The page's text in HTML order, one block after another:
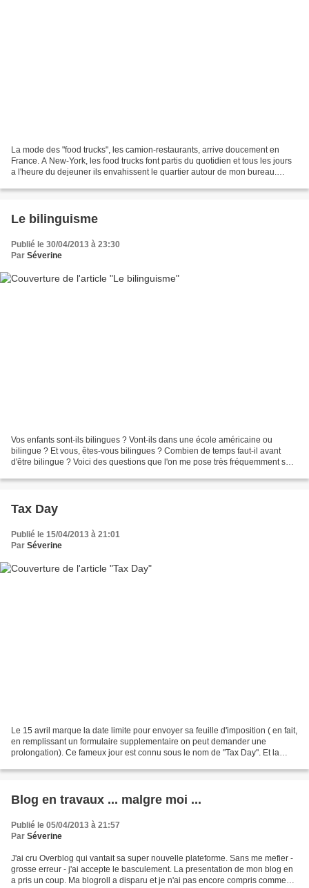
La mode des "food trucks", les camion-restaurants, arrive doucement en
France. A New-York, les food trucks font partis du quotidien et tous les jours
a l'heure du dejeuner ils envahissent le quartier autour de mon bureau.
Le bilinguisme
Publié le 30/04/2013 à 23:30
Par Séverine
Vos enfants sont-ils bilingues ? Vont-ils dans une école américaine ou
bilingue ? Et vous, êtes-vous bilingues ? Combien de temps faut-il avant
d'être bilingue ? Voici des questions que l'on me pose très fréquemment sur
Tax Day
Publié le 15/04/2013 à 21:01
Par Séverine
Le 15 avril marque la date limite pour envoyer sa feuille d'imposition ( en fait,
en remplissant un formulaire supplementaire on peut demander une
prolongation). Ce fameux jour est connu sous le nom de "Tax Day". Et la
Blog en travaux ... malgre moi ...
Publié le 05/04/2013 à 21:57
Par Séverine
J'ai cru Overblog qui vantait sa super nouvelle plateforme. Sans me mefier -
grosse erreur - j'ai accepte le basculement. La presentation de mon blog en
a pris un coup. Ma blogroll a disparu et je n'ai pas encore compris comment